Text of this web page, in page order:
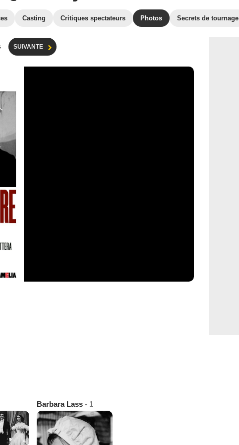
Casting Critiques spectateurs Photos Secrets de tournage
SUIVANTE
Barbara Lass - 1